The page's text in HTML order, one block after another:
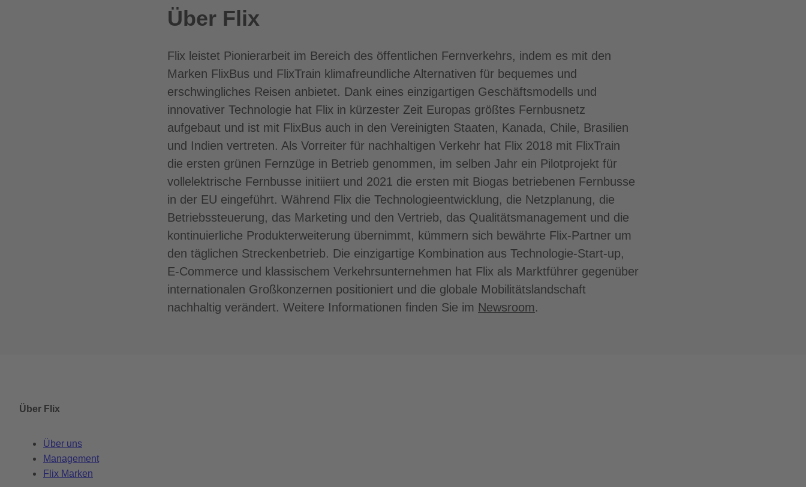
Über Flix
Flix leistet Pionierarbeit im Bereich des öffentlichen Fernverkehrs, indem es mit den
Marken FlixBus und FlixTrain klimafreundliche Alternativen für bequemes und
erschwingliches Reisen anbietet. Dank eines einzigartigen Geschäftsmodells und
innovativer Technologie hat Flix in kürzester Zeit Europas größtes Fernbusnetz
aufgebaut und ist mit FlixBus auch in den Vereinigten Staaten, Kanada, Chile, Brasilien
und Indien vertreten. Als Vorreiter für nachhaltigen Verkehr hat Flix 2018 mit FlixTrain
die ersten grünen Fernzüge in Betrieb genommen, im selben Jahr ein Pilotprojekt für
vollelektrische Fernbusse initiiert und 2021 die ersten mit Biogas betriebenen Fernbusse
in der EU eingeführt. Während Flix die Technologieentwicklung, die Netzplanung, die
Betriebssteuerung, das Marketing und den Vertrieb, das Qualitätsmanagement und die
kontinuierliche Produkterweiterung übernimmt, kümmern sich bewährte Flix-Partner um
den täglichen Streckenbetrieb. Die einzigartige Kombination aus Technologie-Start-up,
E-Commerce und klassischem Verkehrsunternehmen hat Flix als Marktführer gegenüber
internationalen Großkonzernen positioniert und die globale Mobilitätslandschaft
nachhaltig verändert. Weitere Informationen finden Sie im Newsroom.
Über Flix
Über uns
Management
Flix Marken